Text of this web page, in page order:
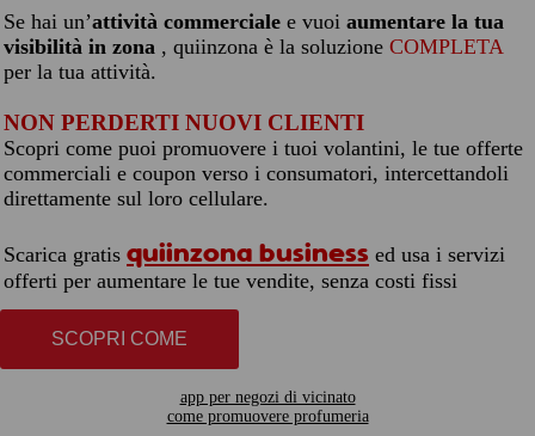
Se hai un’attività commerciale e vuoi aumentare la tua
visibilità in zona , quiinzona è la soluzione COMPLETA
per la tua attività.
NON PERDERTI NUOVI CLIENTI
Scopri come puoi promuovere i tuoi volantini, le tue offerte
commerciali e coupon verso i consumatori, intercettandoli
direttamente sul loro cellulare.
Scarica gratis quiinzona business ed usa i servizi
offerti per aumentare le tue vendite, senza costi fissi
SCOPRI COME
app per negozi di vicinato
come promuovere profumeria